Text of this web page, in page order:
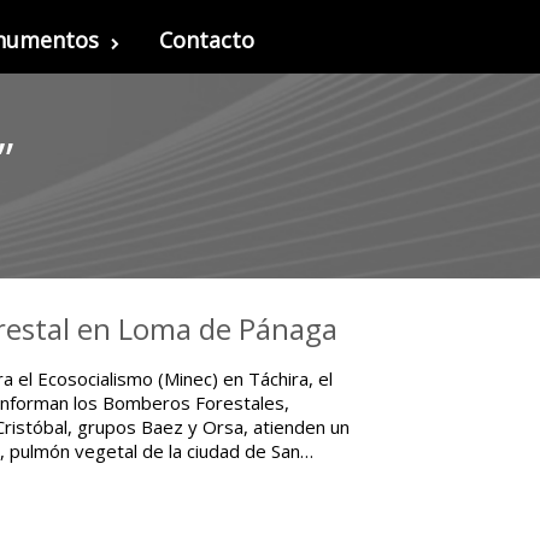
Contacto
en Loma de Pánaga
Ecosocialismo (Minec) en Táchira, el
los Bomberos Forestales,
grupos Baez y Orsa, atienden un
vegetal de la ciudad de San…